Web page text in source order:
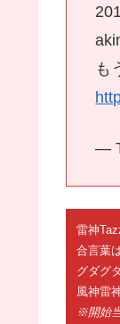
も
—
雷神
合言葉
グダグ
風神雷
※開始